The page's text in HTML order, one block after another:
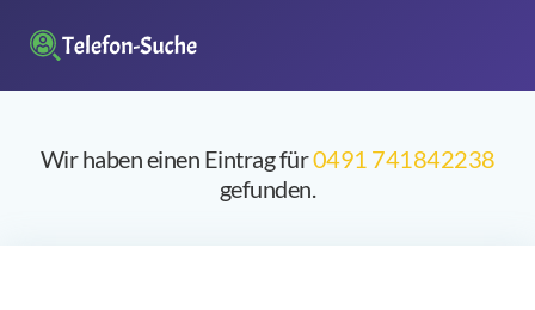
Wir haben einen Eintrag für0491 741842238
gefunden.